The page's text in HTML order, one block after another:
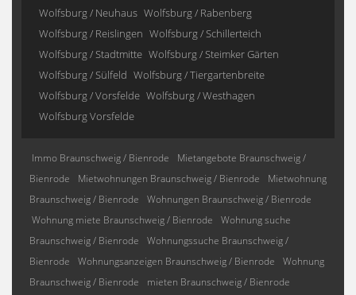
Wolfsburg / Neuhaus Wolfsburg / Rabenberg
Wolfsburg / Reislingen Wolfsburg / Schillerteich
Wolfsburg / Stadtmitte Wolfsburg / Steimker Gärten
Wolfsburg / Sülfeld Wolfsburg / Tiergartenbreite
Wolfsburg / Vorsfelde Wolfsburg / Westhagen
Wolfsburg Vorsfelde
Immo Braunschweig / Bienrode
Mietangebote Braunschweig /
Bienrode
Mietwohnungen Braunschweig / Bienrode
Mietwohnung
Braunschweig / Bienrode
Wohnungen Braunschweig / Bienrode
Wohnung miete Braunschweig / Bienrode
Wohnung suche
Braunschweig / Bienrode
Wohnungssuche Braunschweig /
Bienrode
Wohnungsanzeigen Braunschweig / Bienrode
Wohnung
Braunschweig / Bienrode
mieten Braunschweig / Bienrode